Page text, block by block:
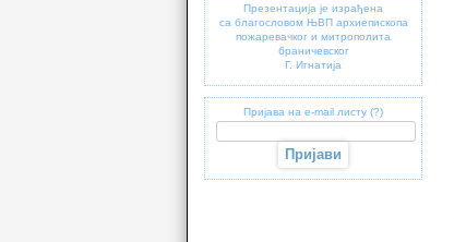
Презентација је израђена
са благословом ЊВП архиепископа
пожаревачког и митрополита
браничевског
Г. Игнатија
Пријава на e-mail листу (?)